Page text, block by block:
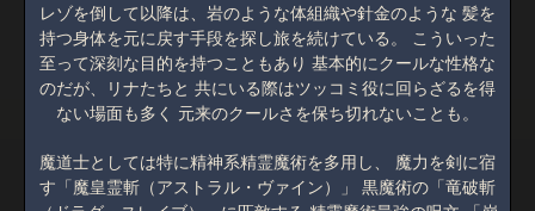
レゾを倒して以降は、岩のような体組織や針金のような 髪を
持つ身体を元に戻す手段を探し旅を続けている。 こういった
至って深刻な目的を持つこともあり 基本的にクールな性格な
のだが、リナたちと 共にいる際はツッコミ役に回らざるを得
ない場面も多く 元来のクールさを保ち切れないことも。
魔道士としては特に精神系精霊魔術を多用し、 魔力を剣に宿
す「魔皇霊斬（アストラル・ヴァイン）」 黒魔術の「竜破斬